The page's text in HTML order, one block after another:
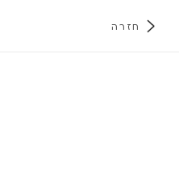
חזרה